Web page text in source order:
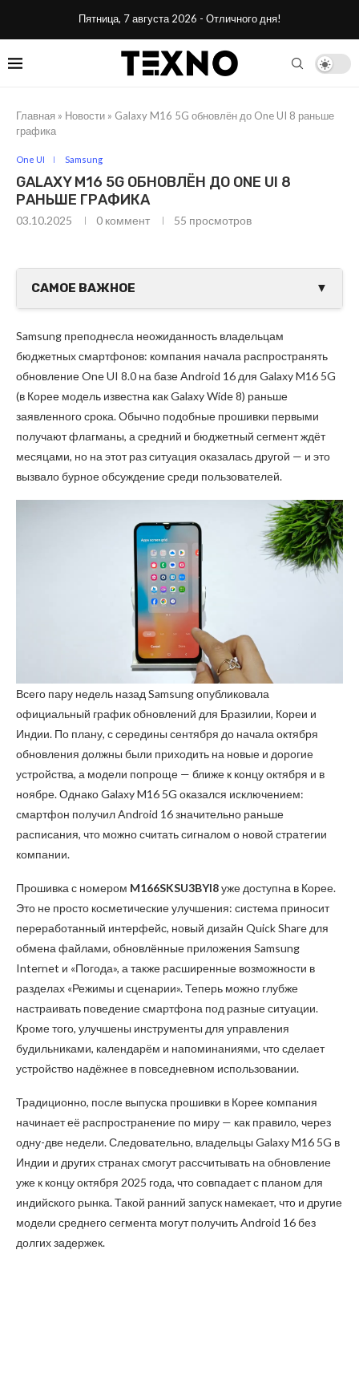
Пятница, 7 августа 2026 - Отличного дня!
Главная » Новости » Galaxy M16 5G обновлён до One UI 8 раньше
графика
One UI Samsung
GALAXY M16 5G ОБНОВЛЁН ДО ONE UI 8
РАНЬШЕ ГРАФИКА
03.10.2025 0 коммент 55 просмотров
САМОЕ ВАЖНОЕ ▼
Samsung преподнесла неожиданность владельцам
бюджетных смартфонов: компания начала распространять
обновление One UI 8.0 на базе Android 16 для Galaxy M16 5G
(в Корее модель известна как Galaxy Wide 8) раньше
заявленного срока. Обычно подобные прошивки первыми
получают флагманы, а средний и бюджетный сегмент ждёт
месяцами, но на этот раз ситуация оказалась другой — и это
вызвало бурное обсуждение среди пользователей.
Всего пару недель назад Samsung опубликовала
официальный график обновлений для Бразилии, Кореи и
Индии. По плану, с середины сентября до начала октября
обновления должны были приходить на новые и дорогие
устройства, а модели попроще — ближе к концу октября и в
ноябре. Однако Galaxy M16 5G оказался исключением:
смартфон получил Android 16 значительно раньше
расписания, что можно считать сигналом о новой стратегии
компании.
Прошивка с номером M166SKSU3BYI8уже доступна в Корее.
Это не просто косметические улучшения: система приносит
переработанный интерфейс, новый дизайн Quick Share для
обмена файлами, обновлённые приложения Samsung
Internet и «Погода», а также расширенные возможности в
разделах «Режимы и сценарии». Теперь можно глубже
настраивать поведение смартфона под разные ситуации.
Кроме того, улучшены инструменты для управления
будильниками, календарём и напоминаниями, что сделает
устройство надёжнее в повседневном использовании.
Традиционно, после выпуска прошивки в Корее компания
начинает её распространение по миру — как правило, через
одну-две недели. Следовательно, владельцы Galaxy M16 5G в
Индии и других странах смогут рассчитывать на обновление
уже к концу октября 2025 года, что совпадает с планом для
индийского рынка. Такой ранний запуск намекает, что и другие
модели среднего сегмента могут получить Android 16 без
долгих задержек.